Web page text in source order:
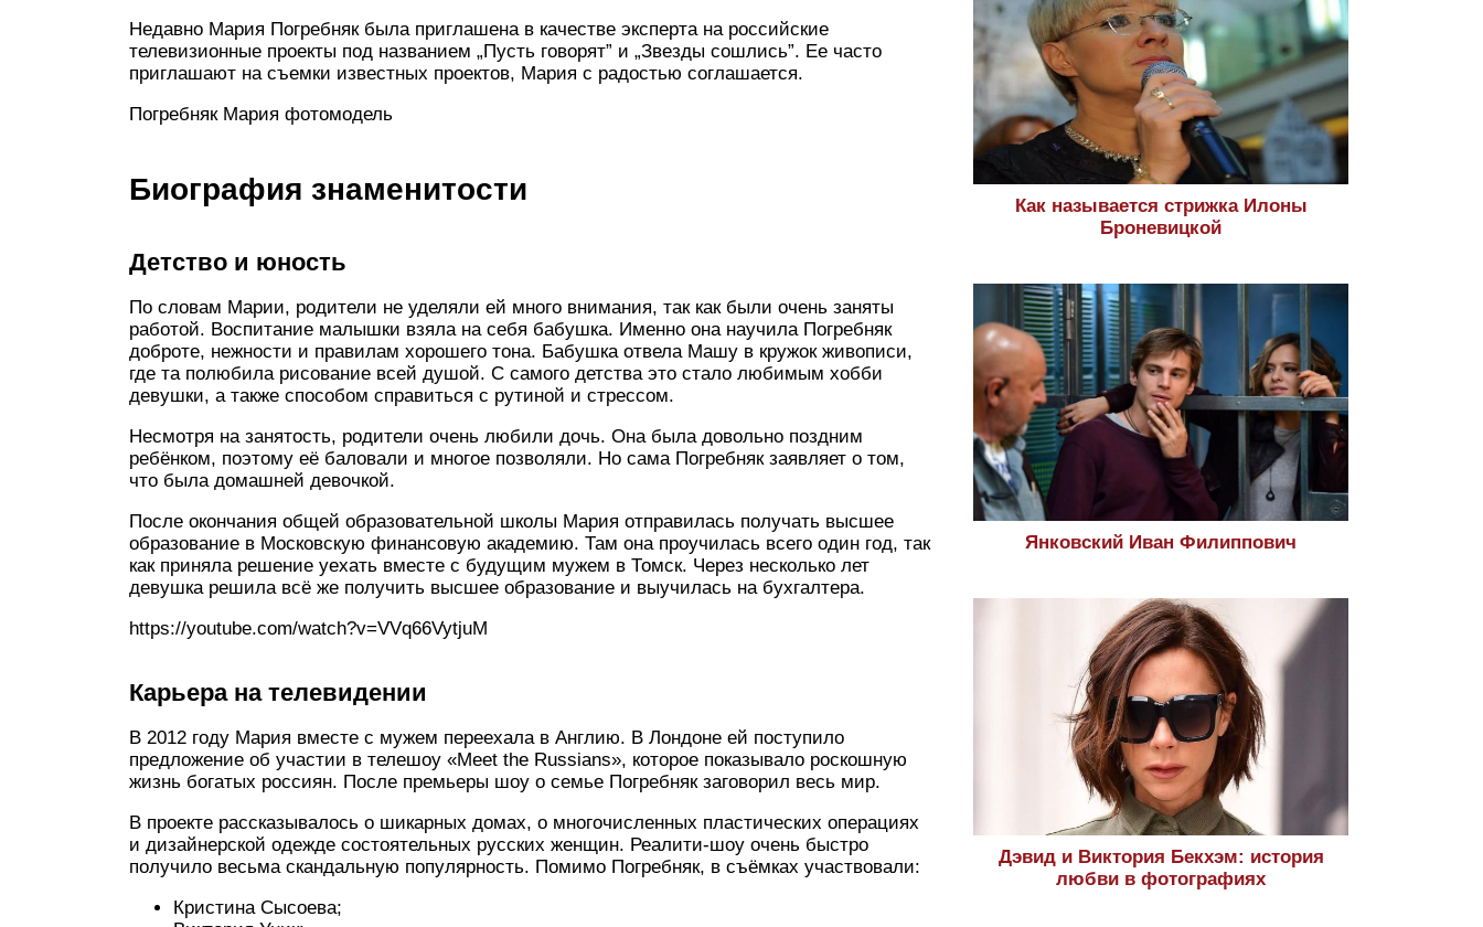
Недавно Мария Погребняк была приглашена в качестве эксперта на российские
телевизионные проекты под названием „Пусть говорят” и „Звезды сошлись”. Ее часто
приглашают на съемки известных проектов, Мария с радостью соглашается.
Погребняк Мария фотомодель
Биография знаменитости
Детство и юность
По словам Марии, родители не уделяли ей много внимания, так как были очень заняты
работой. Воспитание малышки взяла на себя бабушка. Именно она научила Погребняк
доброте, нежности и правилам хорошего тона. Бабушка отвела Машу в кружок живописи,
где та полюбила рисование всей душой. С самого детства это стало любимым хобби
девушки, а также способом справиться с рутиной и стрессом.
Несмотря на занятость, родители очень любили дочь. Она была довольно поздним
ребёнком, поэтому её баловали и многое позволяли. Но сама Погребняк заявляет о том,
что была домашней девочкой.
После окончания общей образовательной школы Мария отправилась получать высшее
образование в Московскую финансовую академию. Там она проучилась всего один год, так
как приняла решение уехать вместе с будущим мужем в Томск. Через несколько лет
девушка решила всё же получить высшее образование и выучилась на бухгалтера.
https://youtube.com/watch?v=VVq66VytjuM
Карьера на телевидении
В 2012 году Мария вместе с мужем переехала в Англию. В Лондоне ей поступило
предложение об участии в телешоу «Meet the Russians», которое показывало роскошную
жизнь богатых россиян. После премьеры шоу о семье Погребняк заговорил весь мир.
В проекте рассказывалось о шикарных домах, о многочисленных пластических операциях
и дизайнерской одежде состоятельных русских женщин. Реалити-шоу очень быстро
получило весьма скандальную популярность. Помимо Погребняк, в съёмках участвовали:
Кристина Сысоева;
Как называется стрижка Илоны
Броневицкой
Янковский Иван Филиппович
Дэвид и Виктория Бекхэм: история
любви в фотографиях